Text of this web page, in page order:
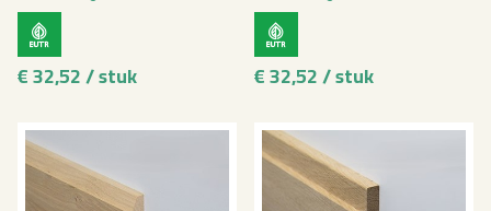
€ 32,52 / stuk € 32,52 / stuk